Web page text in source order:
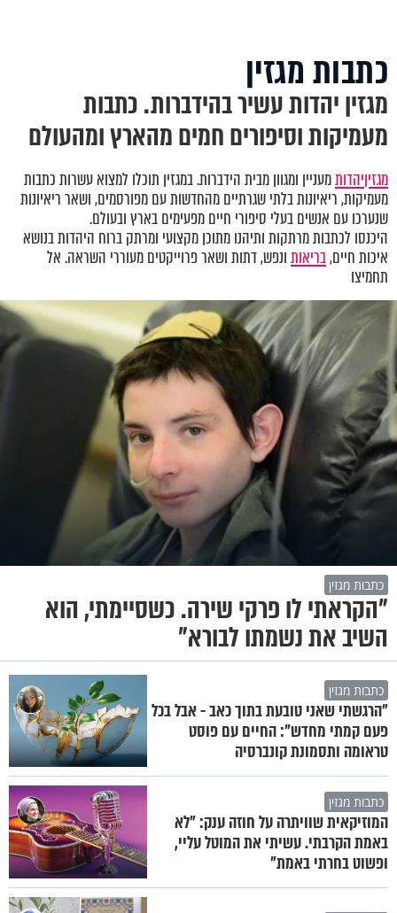
כתבות מגזין
מגזין יהדות עשיר בהידברות. כתבות
מעמיקות וסיפורים חמים מהארץ ומהעולם
מגזיןיהדותמעניין ומגוון מבית הידברות. במגזין תוכלו למצוא עשרות כתבות
מעמיקות, ריאיונות בלתי שגרתיים מהחדשות עם מפורסמים, ושאר ריאיונות
שנערכו עם אנשים בעלי סיפורי חיים מפעימים בארץ ובעולם.
היכנסו לכתבות מרתקות ותיהנו מתוכן מקצועי ומרתק ברוח היהדות בנושא
איכות חיים,בריאותונפש, דתות ושאר פרוייקטים מעוררי השראה. אל
תחמיצו
כתבות מגזין
"הקראתי לו פרקי שירה. כשסיימתי, הוא
השיב את נשמתו לבורא"
כתבות מגזין
"הרגשתי שאני טובעת בתוך כאב - אבל בכל
פעם קמתי מחדש": החיים עם פוסט
טראומה ותסמונת קונברסיה
כתבות מגזין
המוזיקאית שוויתרה על חוזה ענק: "לא
באמת הקרבתי. עשיתי את המוטל עליי,
ופשוט בחרתי באמת"